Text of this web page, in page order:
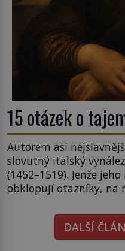
15 otázek o
Autorem asi
slovutný italský
(1452–1519). Jenže
obklopují otazníky, na
pověsil Napoleon?
Bonaparte
tak si ji ještě jako
DALŠÍ